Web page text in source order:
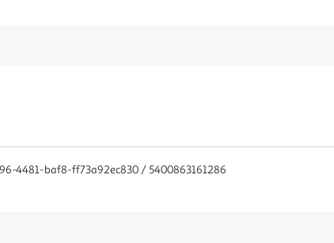
4481-baf8-ff73a92ec830 / 5400863161286